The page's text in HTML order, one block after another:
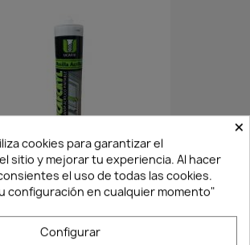
En Stock·Envío 24/48h
7,73 €5,41 €
×
cookies para garantizar el
sitio y mejorar tu experiencia. Al hacer
el uso de todas las cookies.
configuración en cualquier momento"
Configurar